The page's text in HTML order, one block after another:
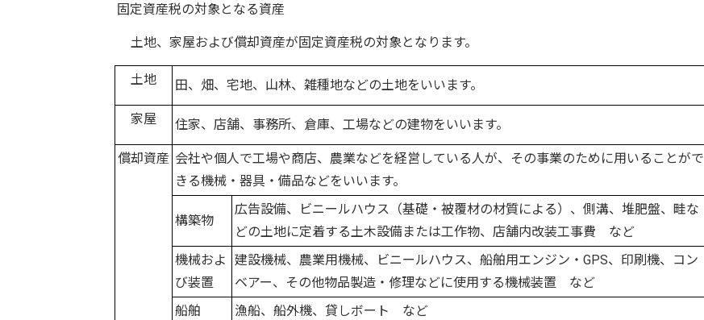
固定資産税の対象となる資産
土地、家屋および償却資産が固定資産税の対象となります。
土地 田、畑、宅地、山林、雑種地などの土地をいいます。
家屋 住家、店舗、事務所、倉庫、工場などの建物をいいます。
償却資産 会社や個人で工場や商店、農業などを経営している人が、その事業のために用いることがで
きる機械・器具・備品などをいいます。
構築物
広告設備、ビニールハウス（基礎・被覆材の材質による）、側溝、堆肥盤、畦な
どの土地に定着する土木設備または工作物、店舗内改装工事費 など
機械およ
び装置
建設機械、農業用機械、ビニールハウス、船舶用エンジン・GPS、印刷機、コン
ベアー、その他物品製造・修理などに使用する機械装置 など
船舶
漁船、船外機、貸しボート など